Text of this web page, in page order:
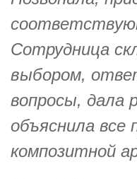
Сотрудница
выбором,
вопросы, дала
объяснила все
композитной